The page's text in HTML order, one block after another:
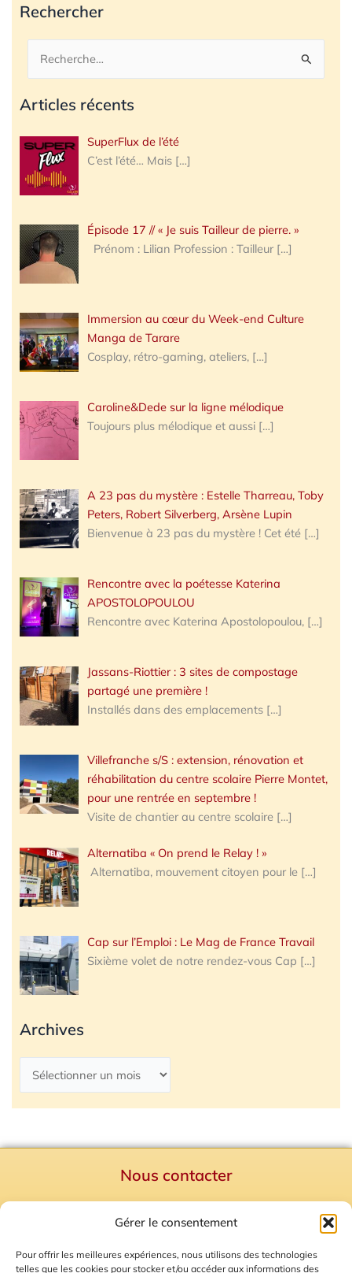
Gérer le consentement
Pour offrir les meilleures expériences, nous utilisons des technologies
telles que les cookies pour stocker et/ou accéder aux informations des
Rechercher
Rechercher :
Articles récents
SuperFlux de l’été
C’est l’été… Mais […]
Épisode 17 // « Je suis Tailleur de pierre. »
Prénom : Lilian Profession : Tailleur […]
Immersion au cœur du Week-end Culture
Manga de Tarare
Cosplay, rétro-gaming, ateliers, […]
Caroline&Dede sur la ligne mélodique
Toujours plus mélodique et aussi […]
A 23 pas du mystère : Estelle Tharreau, Toby
Peters, Robert Silverberg, Arsène Lupin
Bienvenue à 23 pas du mystère ! Cet été […]
Rencontre avec la poétesse Katerina
APOSTOLOPOULOU
Rencontre avec Katerina Apostolopoulou, […]
Jassans-Riottier : 3 sites de compostage
partagé une première !
Installés dans des emplacements […]
Villefranche s/S : extension, rénovation et
réhabilitation du centre scolaire Pierre Montet,
pour une rentrée en septembre !
Visite de chantier au centre scolaire […]
Alternatiba « On prend le Relay ! »
Alternatiba, mouvement citoyen pour le […]
Cap sur l’Emploi : Le Mag de France Travail
Sixième volet de notre rendez-vous Cap […]
Archives
Nous contacter
Mentions Légales
Plan du site